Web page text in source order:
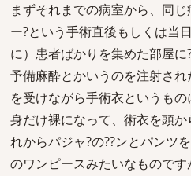
まずそれまでの病室から、同
ー?という手術直後もしくは当
に）患者ばかりを集めた部屋に
予備麻酔とかいうのを注射さ
を受けながら手術衣というも
身だけ裸になって、術衣を頭
れからパジャ?の??ンとパンツ
のワンピースみたいなもので